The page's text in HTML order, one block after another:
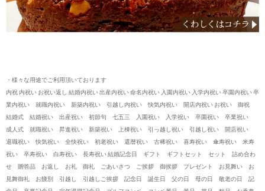
・様々な用途でご利用頂いております
内祝 内祝い お祝い返し 結婚内祝い 出産内祝い 命名内祝い 入園内祝い 入学内祝い 卒園内祝い 卒
業内祝い 就職内祝い 新築内祝い 引越し内祝い 快気内祝い 開店内祝い お祝い 御祝
結婚式 結婚祝い 出産祝い 初節句 七五三 入園祝い 入学祝い 卒園祝い 卒業祝い
成人式 就職祝い 昇進祝い 新築祝い 上棟祝い 引っ越し祝い 引越し祝い 開店祝い
退職祝い 快気祝い 全快祝い 初老祝い 還暦祝い 古稀祝い 喜寿祝い 傘寿祝い 米寿
祝い 卒寿祝い 白寿祝い 長寿祝い 結婚記念日 ギフト ギフトセット セット 詰め合わ
せ 贈答品 お返し お礼 御礼 ごあいさつ ご挨拶 御挨拶 プレゼント お見舞い お
見舞御礼 お餞別 引越し 引越しご挨拶 記念日 誕生日 父の日 母の日 敬老の日 記